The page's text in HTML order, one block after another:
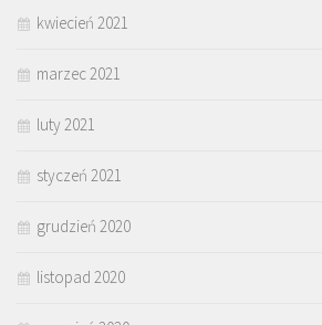
kwiecień 2021
marzec 2021
luty 2021
styczeń 2021
grudzień 2020
listopad 2020